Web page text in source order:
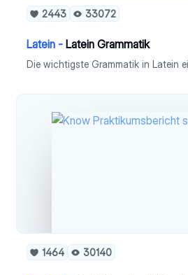
2443 33072
Latein - Latein Grammatik
Die wichtigste Grammatik in Latein
1464 30140